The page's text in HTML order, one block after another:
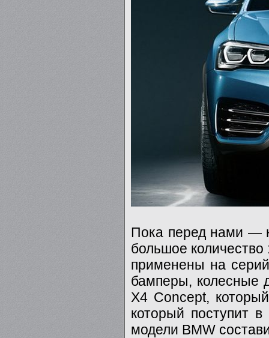
Пока перед нами —
большое
применены на
бамперы, колесные
X4 Concept,
который поступит
модели BMW